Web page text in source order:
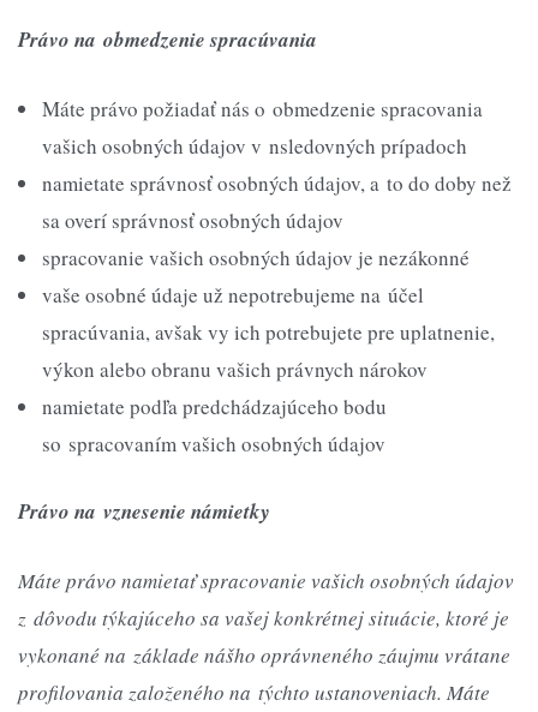
Právo na obmedzenie spracúvania
Máte právo požiadať nás o obmedzenie spracovania
vašich osobných údajov v nsledovných prípadoch
namietate správnosť osobných údajov, a to do doby než
sa overí správnosť osobných údajov
spracovanie vašich osobných údajov je nezákonné
vaše osobné údaje už nepotrebujeme na účel
spracúvania, avšak vy ich potrebujete pre uplatnenie,
výkon alebo obranu vašich právnych nárokov
namietate podľa predchádzajúceho bodu
so spracovaním vašich osobných údajov
Právo na vznesenie námietky
Máte právo namietať spracovanie vašich osobných údajov
z dôvodu týkajúceho sa vašej konkrétnej situácie, ktoré je
vykonané na základe nášho oprávneného záujmu vrátane
profilovania založeného na týchto ustanoveniach. Máte